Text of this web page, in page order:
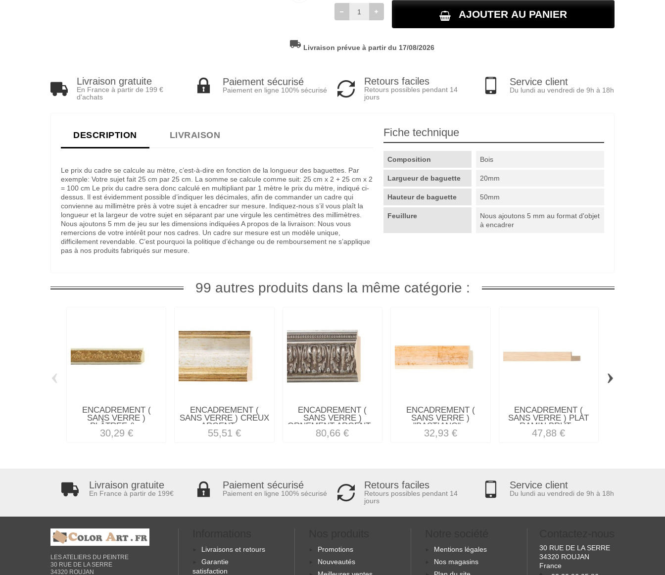
AJOUTER AU PANIER
local_shipping Livraison prévue à partir du 17/08/2026
Livraison gratuite
En France à partir de 199 €
d'achats
Paiement sécurisé
Paiement en ligne 100% sécurisé
Retours faciles
Retours possibles pendant 14
jours
Service client
Du lundi au vendredi de 9h à 18h
DESCRIPTION LIVRAISON
Le prix du cadre se calcule au mètre, c’est-à-dire en fonction de la longueur des baguettes. Par
exemple: Votre sujet fait 25 cm par 25 cm. La somme se calcule comme suit: 25 cm x 2 + 25 cm x 2
= 100 cm Le prix du cadre sera donc calculé en multipliant par 1 mètre le prix du mètre, indiqué ci-
dessus. Il est évidemment possible d’indiquer les décimales, afin de commander un cadre qui
convienne au millimètre près à votre sujet à encadrer sur mesure. Indiquez-nous s’il vous plaît la
longueur et la largeur de votre sujet en séparant par une virgule les centimètres des millimètres.
Nous ajoutons 5 mm de jeu sur les dimensions indiquées A propos de la livraison: Nous vous
remercions de votre intérêt pour nos cadres. Un cadre sur mesure est un modèle unique,
difficilement revendable. C’est pourquoi la politique d’échange ou de remboursement ne s’applique
pas à nos produits fabriqués sur mesure.
Fiche technique
Composition Bois
Largueur de baguette 20mm
Hauteur de baguette 50mm
Feuillure
Nous ajoutons 5 mm au format d'objet
à encadrer
99 autres produits dans la même catégorie :
ENCADREMENT (
SANS VERRE )
PLÂTREE &...
30,29 €
ENCADREMENT (
SANS VERRE ) CREUX
ARGENT -...
55,51 €
ENCADREMENT (
SANS VERRE )
ORNEMENT ARGENT...
80,66 €
ENCADREMENT (
SANS VERRE )
"BASTIANO"...
32,93 €
ENCADREMENT (
SANS VERRE ) PLAT
RAMIN BRUT...
47,88 €
‹ ›
Livraison gratuite
En France à partir de 199€
Paiement sécurisé
Paiement en ligne 100% sécurisé
Retours faciles
Retours possibles pendant 14
jours
Service client
Du lundi au vendredi de 9h à 18h
LES ATELIERS DU PEINTRE
30 RUE DE LA SERRE
34320 ROUJAN
Livraisons et retours
Garantie
satisfaction
Promotions
Nouveautés
Mentions légales
Nos magasins
30 RUE DE LA SERRE
34320 ROUJAN
France